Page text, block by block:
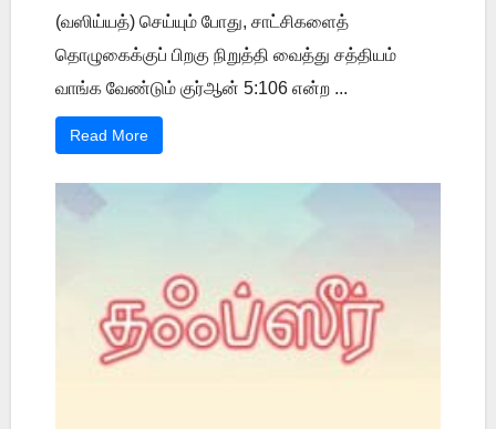
(வஸிய்யத்) செய்யும் போது, சாட்சிகளைத்
தொழுகைக்குப் பிறகு நிறுத்தி வைத்து சத்தியம்
வாங்க வேண்டும் குர்ஆன் 5:106 என்ற ...
Read More